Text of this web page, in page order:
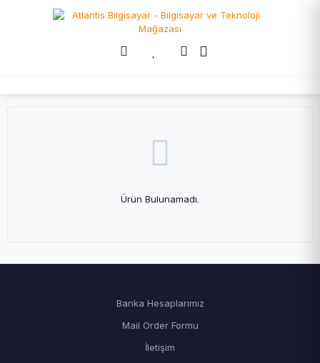
Ürün Bulunamadı.
Banka Hesaplarımız
Mail Order Formu
İletişim